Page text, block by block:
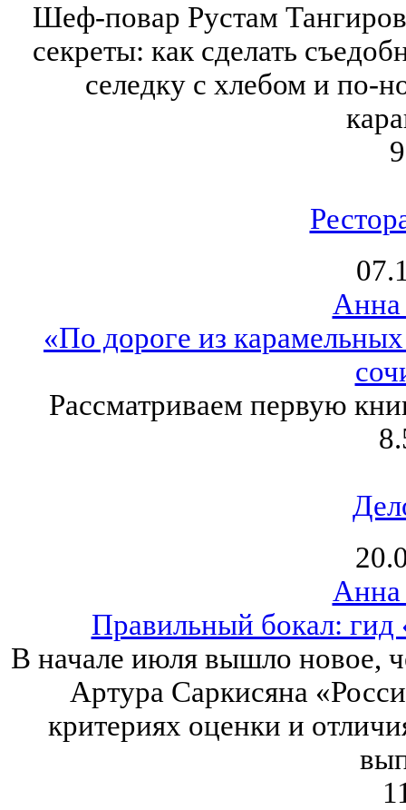
Шеф-повар Рустам
секреты: как сделать
селедку с хлебом и по-
Анна
«По дороге из
Рассматриваем первую
Анна
Правильный бокал: гид
В начале июля вышло новое,
Артура Саркисяна
критериях оценки и